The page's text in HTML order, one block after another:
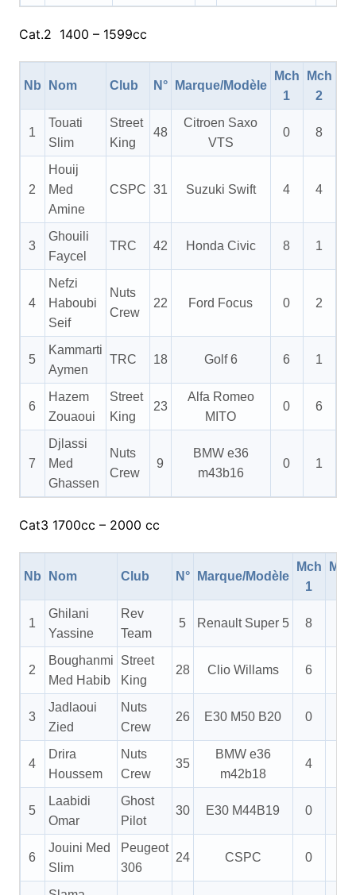
Cat.2 1400 – 1599cc
Nb Nom Club N° Marque/Modèle
Mch
1
Mch
2
1
Touati
Slim
Street
King
48
Citroen Saxo
VTS
0 8
2
Houij
Med
Amine
CSPC 31 Suzuki Swift 4 4
3
Ghouili
Faycel
TRC 42 Honda Civic 8 1
4
Nefzi
Haboubi
Seif
Nuts
Crew
22 Ford Focus 0 2
5
Kammarti
Aymen
TRC 18 Golf 6 6 1
6
Hazem
Zouaoui
Street
King
23
Alfa Romeo
MITO
0 6
7
Djlassi
Med
Ghassen
Nuts
Crew
9
BMW e36
m43b16
0 1
Cat3 1700cc – 2000 cc
Nb Nom Club N° Marque/Modèle
Mch
1
Mch
1
Ghilani
Yassine
Rev
Team
5 Renault Super 5 8
2
Boughanmi
Med Habib
Street
King
28 Clio Willams 6
3
Jadlaoui
Zied
Nuts
Crew
26 E30 M50 B20 0
4
Drira
Houssem
Nuts
Crew
35
BMW e36
m42b18
4
5
Laabidi
Omar
Ghost
Pilot
30 E30 M44B19 0
6
Jouini Med
Slim
Peugeot
306
24 CSPC 0